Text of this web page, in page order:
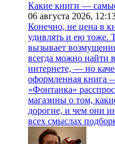
Какие книги — самые
06 августа 2026,
Конечно, не цена в
удивлять и ею тоже.
вызывает
всегда можно найти
интернете, — но
оформленная книга
«Фонтанка»
магазины о том,
дорогие, и чем они
всех смыслах